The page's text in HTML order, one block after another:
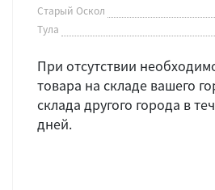
Старый Оскол
Тула
При отсутствии
товара на складе вашего
склада другого города в
дней.